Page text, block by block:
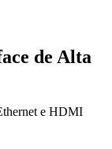
de Alta
e HDMI